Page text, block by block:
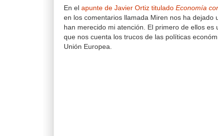
En el apunte de Javier Ortiz titulado Economía
en los comentarios llamada Miren nos ha dejado
han merecido mi atención. El primero de ellos es
que nos cuenta los trucos de las políticas
Unión Europea.